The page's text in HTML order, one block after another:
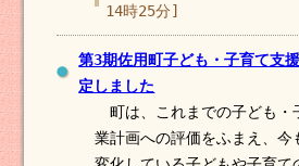
14時25分]
第3期佐用町子ども・子育て支
定しました
町は、これまでの子ども・
業計画への評価をふまえ、今